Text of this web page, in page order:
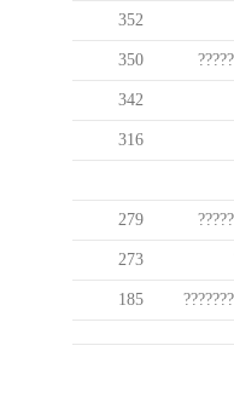
352
????
350
342
316
279
273
????
185